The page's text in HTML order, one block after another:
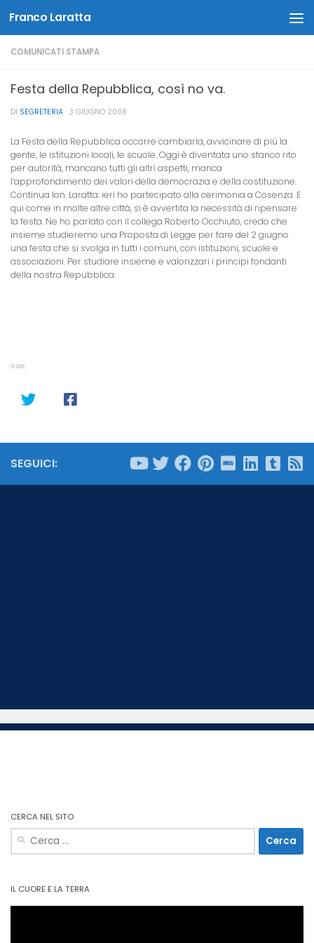
Salta al contenuto
Franco Laratta
COMUNICATI STAMPA
Festa della Repubblica, così no va.
DI SEGRETERIA · 3 GIUGNO 2008
La Festa della Repubblica occorre cambiarla, avvicinare di più la
gente, le istituzioni locali, le scuole. Oggi è diventata uno stanco rito
per autorità, mancano tutti gli altri aspetti, manca
l’approfondimento dei valori della democrazia e della costituzione.
Continua lon. Laratta: ieri ho partecipato alla cerimonia a Cosenza. E
qui come in molte altre città, si è avvertita la necessità di ripensare
la festa. Ne ho parlato con il collega Roberto Occhiuto, credo che
insieme studieremo una Proposta di Legge per fare del 2 giugno
una festa che si svolga in tutti i comuni, con istituzioni, scuole e
associazioni. Per studiare insieme e valorizzari i principi fondanti
della nostra Repubblica.
SHARE
SEGUICI:
CERCA NEL SITO
Ricerca
per:
IL CUORE E LA TERRA